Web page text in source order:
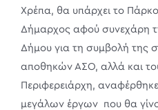
Χρέπα, θα υπάρχει το
Δήμαρχος αφού συνεχάρη
Δήμου για τη συμβολή της
αποθηκών ΑΣΟ, αλλά και
Περιφερειάρχη,
μεγάλων έργων που θα